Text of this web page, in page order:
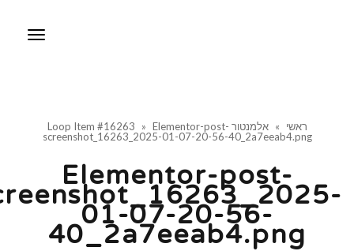
תפריט
» אלמנטור Loop Item #16263 » Elementor-post-
screenshot_16263_2025-01-07-20-56-40_2a7eeab4.png
Elementor-post-
01-07-20-56-
40_2a7eeab4.png